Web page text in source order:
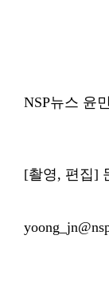
NSP뉴스 윤
[촬영, 편집]